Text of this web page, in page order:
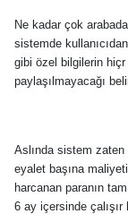
Ne kadar çok
sistemde
gibi özel bilgilerin hiçr
paylaşılmayacağı
Aslında sistem
eyalet başına
harcanan paranın
6 ay içersinde çalışır